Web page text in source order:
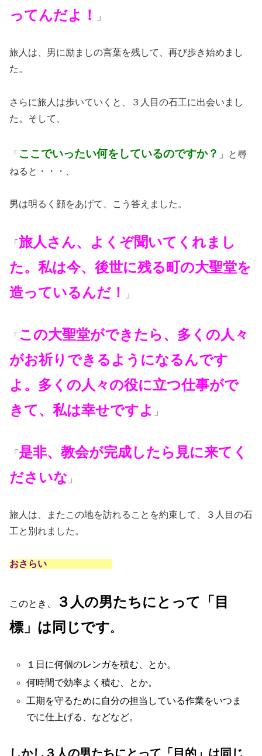
ってんだよ！
」
旅人は、男に励ましの言葉を残して、再び歩き始めまし
た。
さらに旅人は歩いていくと、３人目の石工に出会いまし
た。そして、
「 ここでいったい何をしているのですか？ 」と尋
ねると・・・、
男は明るく顔をあげて、こう答えました。
「 旅人さん、よくぞ聞いてくれまし
た。私は今、後世に残る町の大聖堂を
造っているんだ！
」
「 この大聖堂ができたら、多くの人々
がお祈りできるようになるんです
よ。多くの人々の役に立つ仕事がで
きて、私は幸せですよ
」
「 是非、教会が完成したら見に来てく
ださいな 」
旅人は、またこの地を訪れることを約束して、３人目の石
工と別れました。
おさらい
このとき、
３人の男たちにとって「目
標」は同じです。
１日に何個のレンガを積む、とか。
何時間で効率よく積む、とか。
工期を守るために自分の担当している作業をいつま
でに仕上げる、などなど。
しかし３人の男たちにとって「目的」は同じ